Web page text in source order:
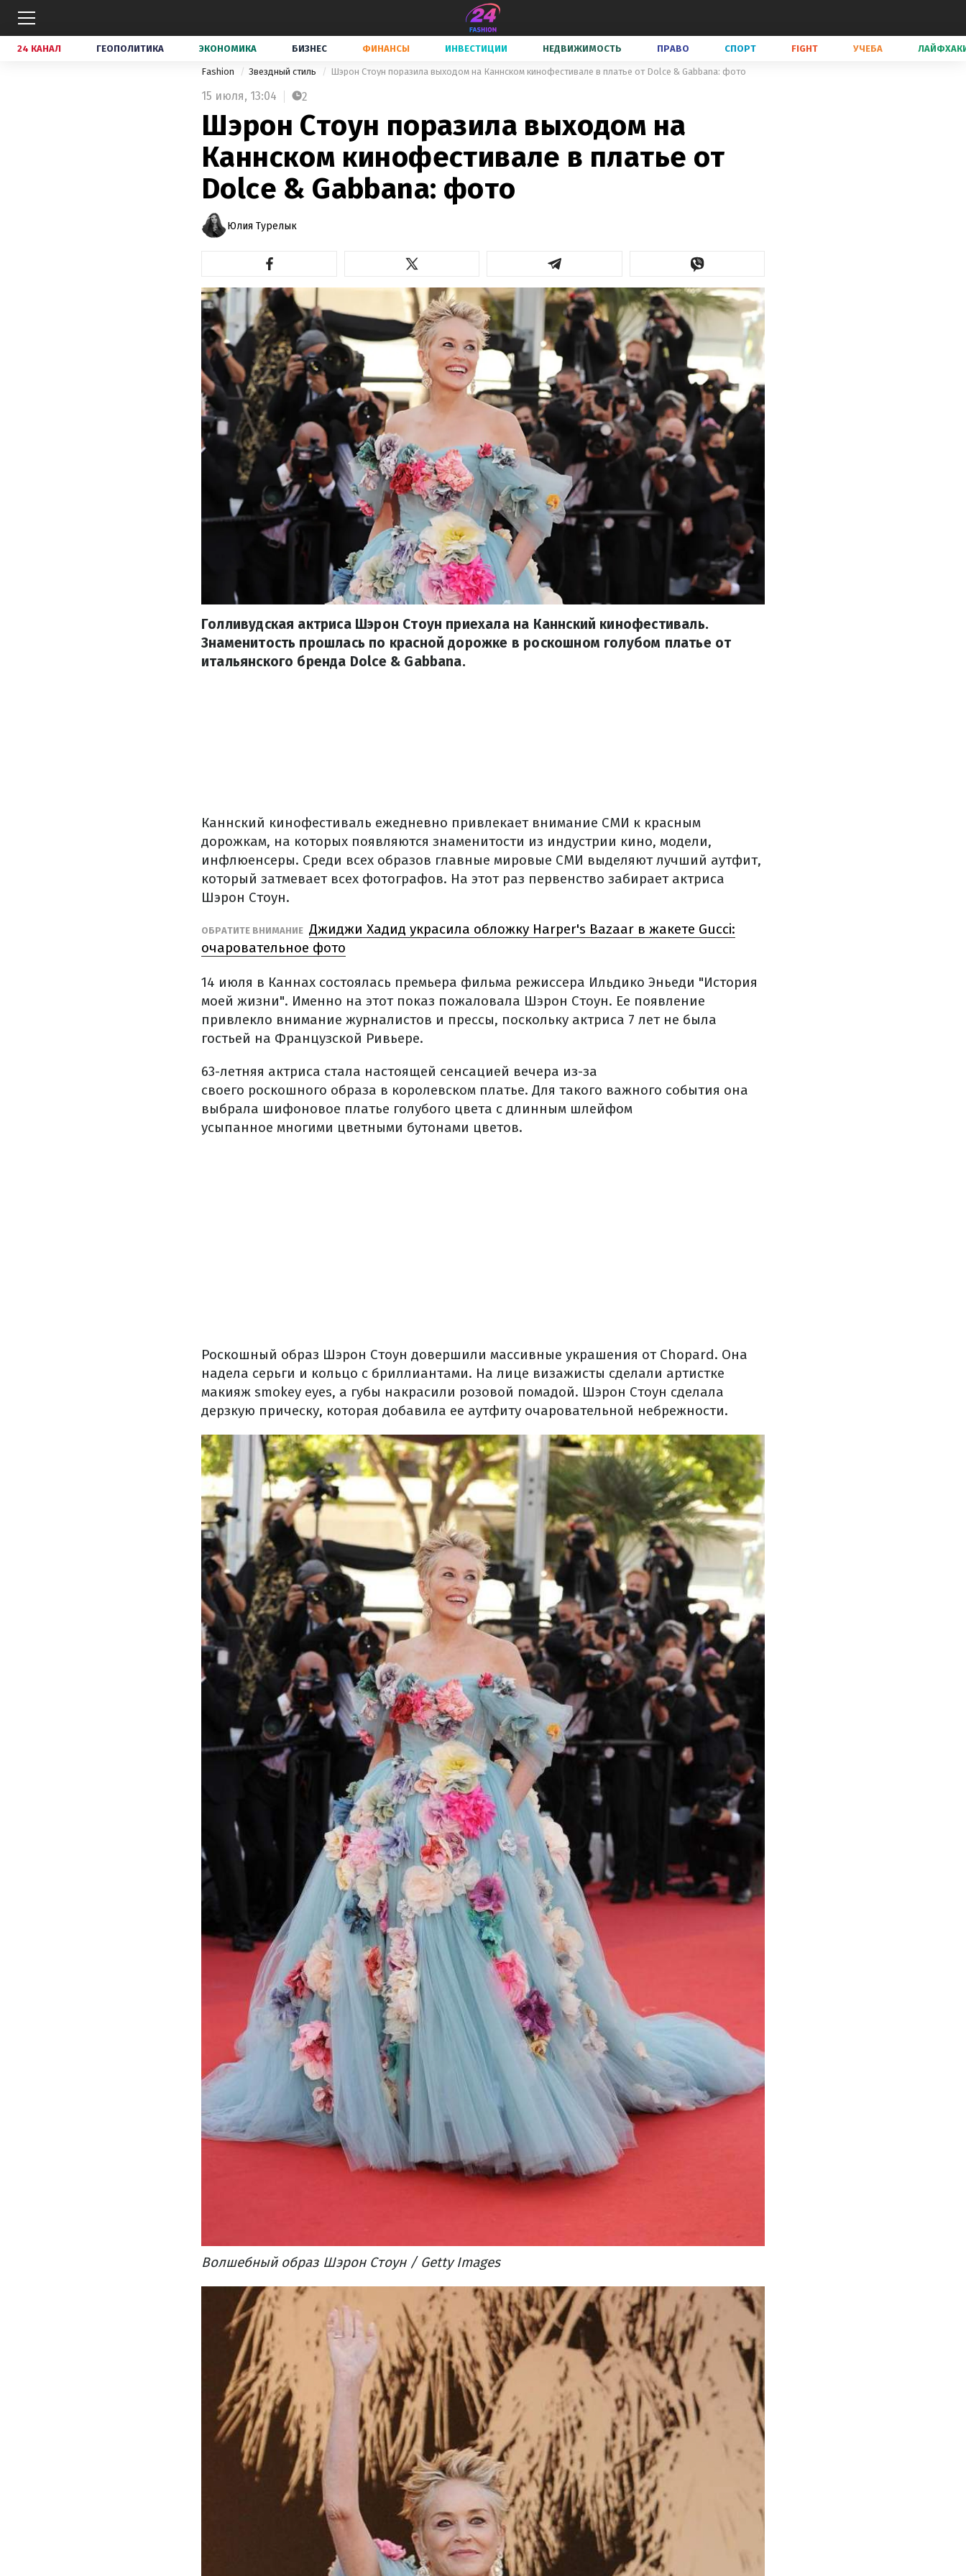
24 КАНАЛ ГЕОПОЛИТИКА ЭКОНОМИКА БИЗНЕС ФИНАНСЫ ИНВЕСТИЦИИ НЕДВИЖИМОСТЬ ПРАВО СПОРТ FIGHT УЧЕБА
Fashion Звездный стиль Шэрон Стоун поразила выходом на Каннском кинофестивале в платье от Dolce & Gabbana: фото
15 июля, 13:04 2
Шэрон Стоун поразила выходом на
Каннском кинофестивале в платье от
Dolce & Gabbana: фото
Юлия Турелык
Голливудская актриса Шэрон Стоун приехала на Каннский кинофестиваль.
Знаменитость прошлась по красной дорожке в роскошном голубом платье от
итальянского бренда Dolce & Gabbana.
Каннский кинофестиваль ежедневно привлекает внимание СМИ к красным
дорожкам, на которых появляются знаменитости из индустрии кино, модели,
инфлюенсеры. Среди всех образов главные мировые СМИ выделяют лучший аутфит,
который затмевает всех фотографов. На этот раз первенство забирает актриса
Шэрон Стоун.
ОБРАТИТЕ ВНИМАНИЕ Джиджи Хадид украсила обложку Harper's Bazaar в жакете Gucci:
очаровательное фото
14 июля в Каннах состоялась премьера фильма режиссера Ильдико Эньеди "История
моей жизни". Именно на этот показ пожаловала Шэрон Стоун. Ее появление
привлекло внимание журналистов и прессы, поскольку актриса 7 лет не была
гостьей на Французской Ривьере.
63-летняя актриса стала настоящей сенсацией вечера из-за
своего роскошного образа в королевском платье. Для такого важного события она
выбрала шифоновое платье голубого цвета с длинным шлейфом
усыпанное многими цветными бутонами цветов.
Роскошный образ Шэрон Стоун довершили массивные украшения от Chopard. Она
надела серьги и кольцо с бриллиантами. На лице визажисты сделали артистке
макияж smokey eyes, а губы накрасили розовой помадой. Шэрон Стоун сделала
дерзкую прическу, которая добавила ее аутфиту очаровательной небрежности.
Волшебный образ Шэрон Стоун / Getty Images